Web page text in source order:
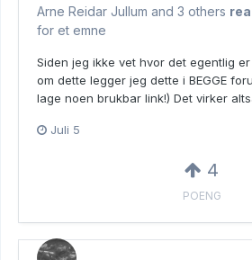
Arne Reidar Jullum and 3 others
for et emne
Siden jeg ikke vet hvor det egentlig
om dette legger jeg dette i BEGGE
lage noen brukbar link!) Det virker
Juli 5
4
POENG